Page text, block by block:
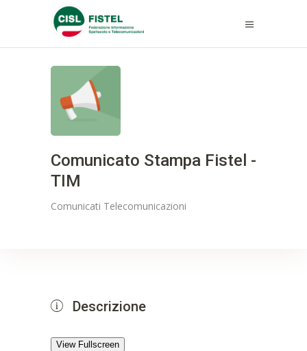
Comunicato Stampa Fistel -
TIM
Comunicati Telecomunicazioni
Descrizione
View Fullscreen